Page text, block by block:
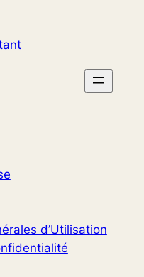
d’Utilisation